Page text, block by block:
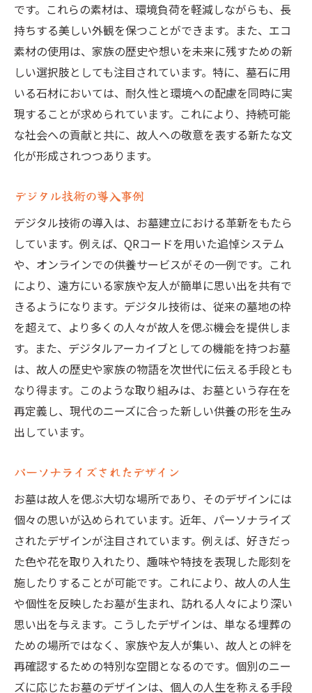
持続可能な建設方法
エコとデジタル技術が融合する未来のお墓新し
い供養の形
エコフレンドリーな素材を使ったお墓
デジタル技術で供養をパーソナライズ
持続可能な建設方法の探求
未来志向のデザイン例
次世代に繋がる新しい供養
株式会社Ｄ．Ｉ．Ｇの提案未来に向けたお墓の
新スタイル
革新的なデザインコンセプト
エコとテクノロジーの融合
デジタルメモリアルの提案
持続可能な素材の選択
パーソナライズされた供養方法
次世代に向けたお墓の設計
お墓建立におけるデジタル技術の活用で未来に
残す思い出
オンラインでの供養サービス
デジタルメモリアルの可能性
デジタル技術で家族の歴史を残す
未来の供養文化の変化
テクノロジーで思い出を保存する方法
環境に優しい素材で築く未来のお墓持続可能な
供養方法
リサイクル素材の利用例
自然と調和したデザイン
持続可能な建設技術
です。これらの素材は、環境負荷を軽減しながらも、長
持ちする美しい外観を保つことができます。また、エコ
素材の使用は、家族の歴史や想いを未来に残すための新
しい選択肢としても注目されています。特に、墓石に用
いる石材においては、耐久性と環境への配慮を同時に実
現することが求められています。これにより、持続可能
な社会への貢献と共に、故人への敬意を表する新たな文
化が形成されつつあります。
デジタル技術の導入事例
デジタル技術の導入は、お墓建立における革新をもたら
しています。例えば、QRコードを用いた追悼システム
や、オンラインでの供養サービスがその一例です。これ
により、遠方にいる家族や友人が簡単に思い出を共有で
きるようになります。デジタル技術は、従来の墓地の枠
を超えて、より多くの人々が故人を偲ぶ機会を提供しま
す。また、デジタルアーカイブとしての機能を持つお墓
は、故人の歴史や家族の物語を次世代に伝える手段とも
なり得ます。このような取り組みは、お墓という存在を
再定義し、現代のニーズに合った新しい供養の形を生み
出しています。
パーソナライズされたデザイン
お墓は故人を偲ぶ大切な場所であり、そのデザインには
個々の思いが込められています。近年、パーソナライズ
されたデザインが注目されています。例えば、好きだっ
た色や花を取り入れたり、趣味や特技を表現した彫刻を
施したりすることが可能です。これにより、故人の人生
や個性を反映したお墓が生まれ、訪れる人々により深い
思い出を与えます。こうしたデザインは、単なる埋葬の
ための場所ではなく、家族や友人が集い、故人との絆を
再確認するための特別な空間となるのです。個別のニー
ズに応じたお墓のデザインは、個人の人生を称える手段